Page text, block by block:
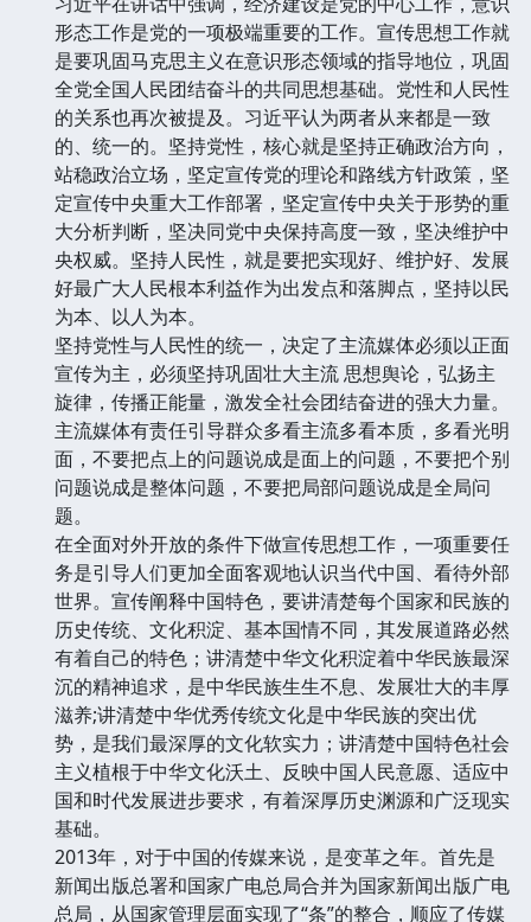
形态工作是党的一项极端重要的工作。宣传思想工作就
是要巩固马克思主义在意识形态领域的指导地位，巩固
全党全国人民团结奋斗的共同思想基础。党性和人民性
的关系也再次被提及。习近平认为两者从来都是一致
的、统一的。坚持党性，核心就是坚持正确政治方向，
站稳政治立场，坚定宣传党的理论和路线方针政策，坚
定宣传中央重大工作部署，坚定宣传中央关于形势的重
大分析判断，坚决同党中央保持高度一致，坚决维护中
央权威。坚持人民性，就是要把实现好、维护好、发展
好最广大人民根本利益作为出发点和落脚点，坚持以民
为本、以人为本。
坚持党性与人民性的统一，决定了主流媒体必须以正面
宣传为主，必须坚持巩固壮大主流 思想舆论，弘扬主
旋律，传播正能量，激发全社会团结奋进的强大力量。
主流媒体有责任引导群众多看主流多看本质，多看光明
面，不要把点上的问题说成是面上的问题，不要把个别
问题说成是整体问题，不要把局部问题说成是全局问
题。
在全面对外开放的条件下做宣传思想工作，一项重要任
务是引导人们更加全面客观地认识当代中国、看待外部
世界。宣传阐释中国特色，要讲清楚每个国家和民族的
历史传统、文化积淀、基本国情不同，其发展道路必然
有着自己的特色；讲清楚中华文化积淀着中华民族最深
沉的精神追求，是中华民族生生不息、发展壮大的丰厚
滋养;讲清楚中华优秀传统文化是中华民族的突出优
势，是我们最深厚的文化软实力；讲清楚中国特色社会
主义植根于中华文化沃土、反映中国人民意愿、适应中
国和时代发展进步要求，有着深厚历史渊源和广泛现实
基础。
2013年，对于中国的传媒来说，是变革之年。首先是
新闻出版总署和国家广电总局合并为国家新闻出版广电
总局，从国家管理层面实现了“条”的整合，顺应了传媒